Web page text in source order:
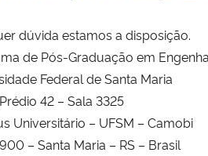
dúvida estamos a disposição.
de Pós-Graduação em
Federal de Santa Maria
42 – Sala 3325
Universitário – UFSM – Camobi
– Santa Maria – RS – Brasil